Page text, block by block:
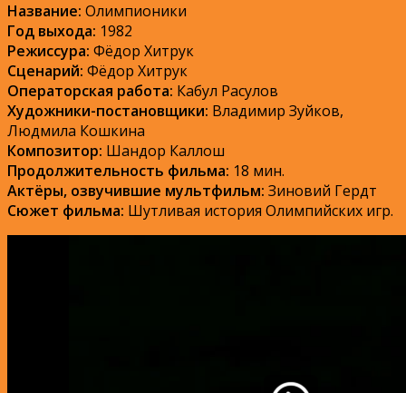
Название: Олимпионики
Год выхода: 1982
Режиссура: Фёдор Хитрук
Сценарий: Фёдор Хитрук
Операторская работа: Кабул Расулов
Художники-постановщики: Владимир Зуйков,
Людмила Кошкина
Композитор: Шандор Каллош
Продолжительность фильма: 18 мин.
Актёры, озвучившие мультфильм: Зиновий Гердт
Сюжет фильма: Шутливая история Олимпийских игр.